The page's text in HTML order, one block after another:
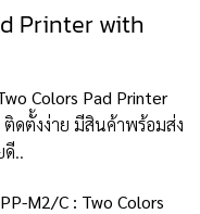
Printer with
Colors Pad Printer
ดตั้งง่าย มีสินค้าพร้อมส่ง
..
M2/C : Two Colors